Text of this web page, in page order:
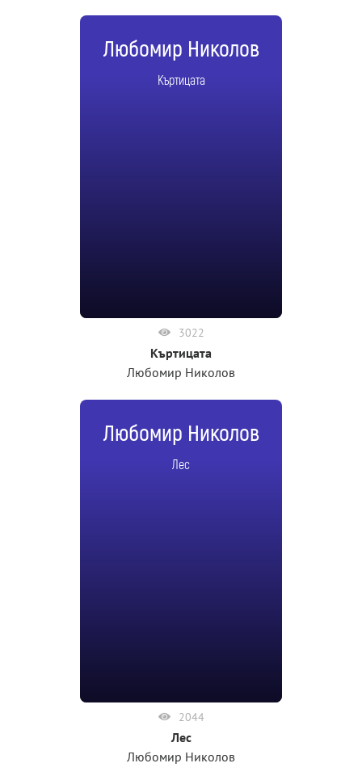
Любомир Николов
Къртицата
3022
Къртицата
Любомир Николов
Любомир Николов
Лес
2044
Лес
Любомир Николов